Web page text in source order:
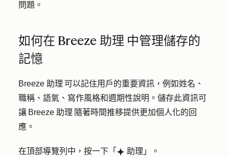
問題。
如何在 Breeze 助理 中管理儲存的
記憶
Breeze 助理 可以記住用戶的重要資訊，例如姓名、
職稱、語氣、寫作風格和週期性說明。儲存此資訊可
讓 Breeze 助理 隨著時間推移提供更加個人化的回
應。
在頂部導覽列中，按一下「 breezeSingleStarIcon 助理 」。